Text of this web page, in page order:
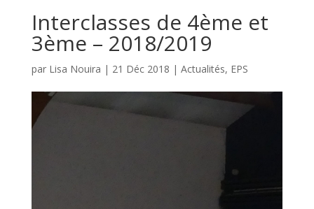
Interclasses de 4ème et
3ème – 2018/2019
par Lisa Nouira | 21 Déc 2018 | Actualités, EPS